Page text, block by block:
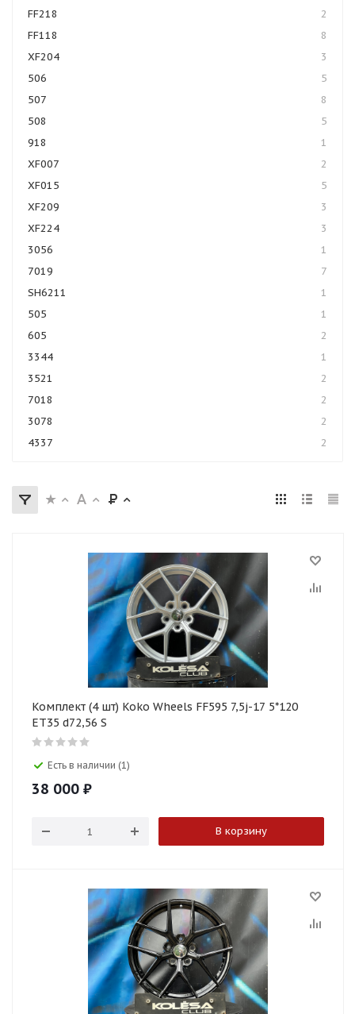
FF218
2
FF118
8
XF204
3
506
5
507
8
508
5
918
1
XF007
2
XF015
5
XF209
3
XF224
3
3056
1
7019
7
SH6211
1
505
1
605
2
3344
1
3521
2
7018
2
3078
2
4337
2
Комплект (4 шт) Koko Wheels FF595 7,5j-17 5*120
ET35 d72,56 S
Есть в наличии (1)
38 000 ₽
В корзину